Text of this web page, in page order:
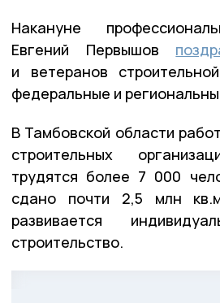
Накануне
Евгений Первышов
и ветеранов
федеральные и
В Тамбовской области
строительных
трудятся более 7 000
сдано почти 2,5 млн
развивается
строительство.